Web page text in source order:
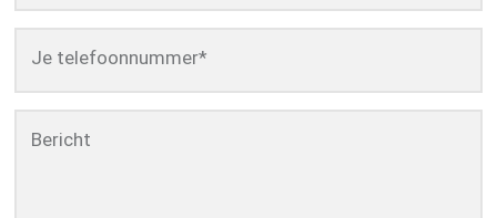
Je telefoonnummer*
Bericht